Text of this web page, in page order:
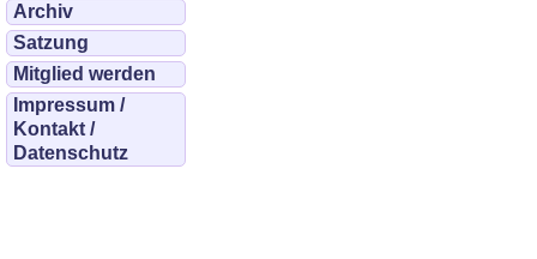
Archiv
Satzung
Mitglied werden
Impressum /
Kontakt /
Datenschutz